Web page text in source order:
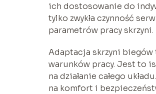
ich dostosowanie do
tylko zwykła czynność
parametrów pracy skrzyni.
Adaptacja skrzyni
warunków pracy. Jest to
na działanie całego
na komfort i